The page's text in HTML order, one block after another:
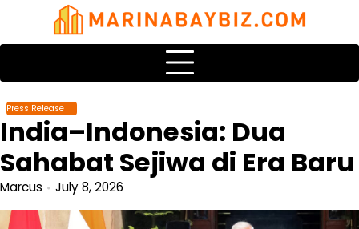
content
Press Release
India–Indonesia: Dua
Sahabat Sejiwa di Era Baru
Marcus July 8, 2026